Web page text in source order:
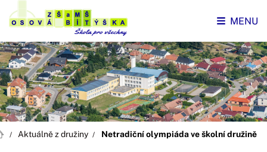
MENU
Aktuálně z družiny Netradiční olympiáda ve školní družině